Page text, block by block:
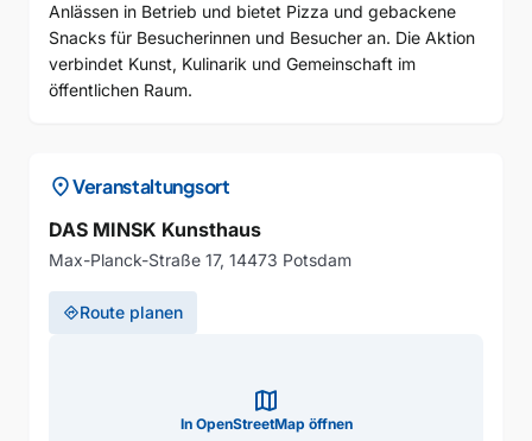
Anlässen in Betrieb und bietet Pizza und gebackene
Snacks für Besucherinnen und Besucher an. Die Aktion
verbindet Kunst, Kulinarik und Gemeinschaft im
öffentlichen Raum.
location_onVeranstaltungsort
DAS MINSK Kunsthaus
Max-Planck-Straße 17, 14473 Potsdam
directionsRoute planen
map
In OpenStreetMap öffnen